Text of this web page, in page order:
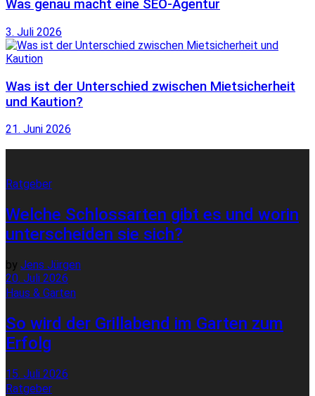
Was genau macht eine SEO-Agentur
3. Juli 2026
Was ist der Unterschied zwischen Mietsicherheit
und Kaution?
21. Juni 2026
Ratgeber
Welche Schlossarten gibt es und worin
unterscheiden sie sich?
by Jens Jürgen
20. Juli 2026
Haus & Garten
So wird der Grillabend im Garten zum
Erfolg
15. Juli 2026
Ratgeber